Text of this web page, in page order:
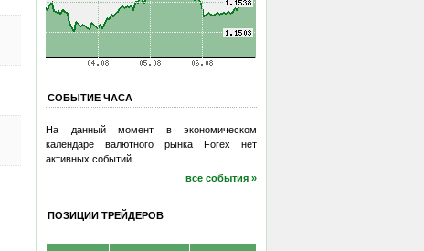
СОБЫТИЕ ЧАСА
На данный момент в экономическом
календаре валютного рынка Forex нет
активных событий.
все события »
ПОЗИЦИИ ТРЕЙДЕРОВ